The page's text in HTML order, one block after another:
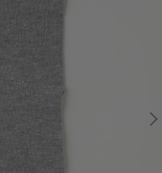
ライフスタイル
キッズ
ギフトラッピング